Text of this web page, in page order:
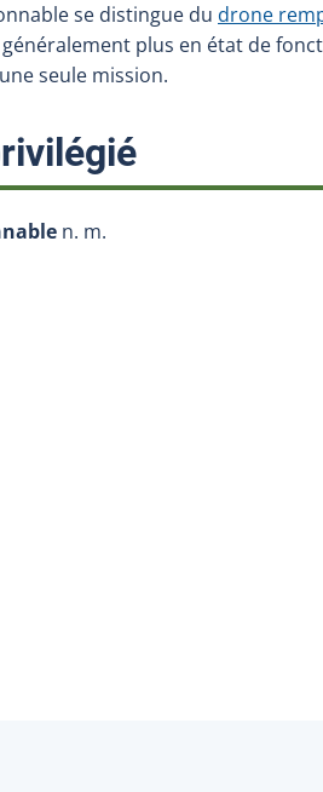
se distingue du drone
plus en état de
seule mission.
:
n. m.